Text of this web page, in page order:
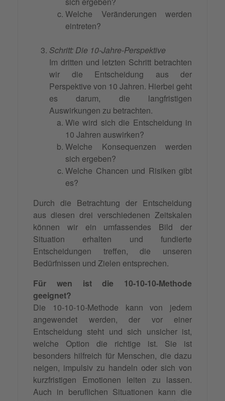
Welche Veränderungen werden
eintreten?
Schritt: Die 10-Jahre-Perspektive
Im dritten und letzten Schritt betrachten
wir die Entscheidung aus der
Perspektive von 10 Jahren. Hierbei geht
es darum, die langfristigen
Auswirkungen zu betrachten.
Wie wird sich die Entscheidung in
10 Jahren auswirken?
Welche Konsequenzen werden
sich ergeben?
Welche Chancen und Risiken gibt
es?
Durch die Betrachtung der Entscheidung
aus diesen drei verschiedenen Zeitskalen
können wir ein umfassendes Bild der
Situation erhalten und fundierte
Entscheidungen treffen, die unseren
Bedürfnissen und Zielen entsprechen.
Für wen ist die 10-10-10-Methode
geeignet?
Die 10-10-10-Methode kann von jedem
angewendet werden, der vor einer
Entscheidung steht und sich unsicher ist,
welche Option die richtige ist. Sie ist
besonders hilfreich für Menschen, die dazu
neigen, impulsiv zu handeln oder sich von
kurzfristigen Emotionen leiten zu lassen.
Auch in beruflichen Situationen kann die